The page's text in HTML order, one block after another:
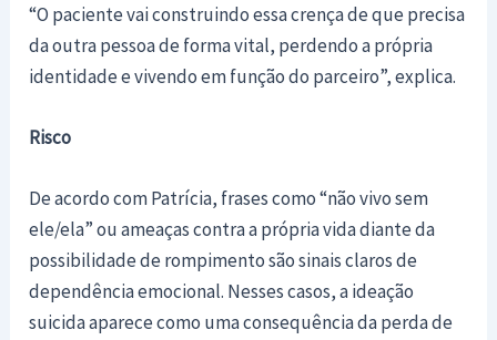
“O paciente vai construindo essa crença de que precisa
da outra pessoa de forma vital, perdendo a própria
identidade e vivendo em função do parceiro”, explica.
Risco
De acordo com Patrícia, frases como “não vivo sem
ele/ela” ou ameaças contra a própria vida diante da
possibilidade de rompimento são sinais claros de
dependência emocional. Nesses casos, a ideação
suicida aparece como uma consequência da perda de